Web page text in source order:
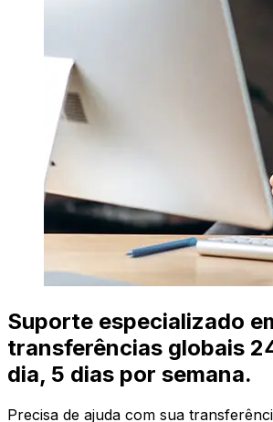
Suporte especializado
transferências globais
dia, 5 dias por semana.
Precisa de ajuda com sua